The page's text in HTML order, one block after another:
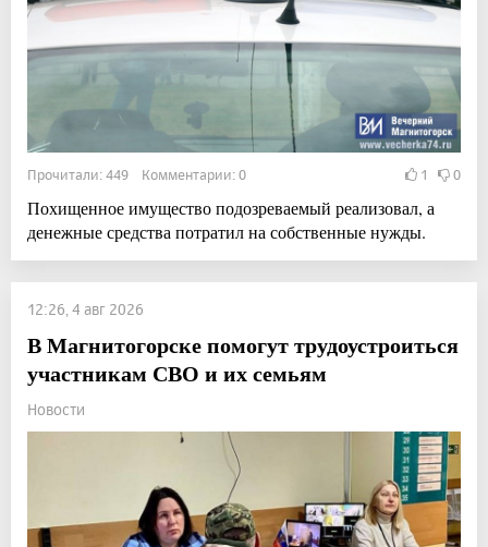
Прочитали: 449 Комментарии: 0 1 0
Похищенное имущество подозреваемый реализовал, а
денежные средства потратил на собственные нужды.
12:26, 4 авг 2026
В Магнитогорске помогут трудоустроиться
участникам СВО и их семьям
Новости